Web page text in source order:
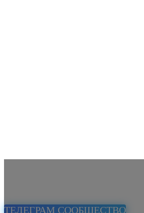
ТЕЛЕГРАМ СООБЩЕСТВО